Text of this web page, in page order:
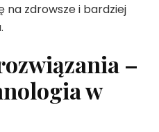
na zdrowsze i bardziej
–
w